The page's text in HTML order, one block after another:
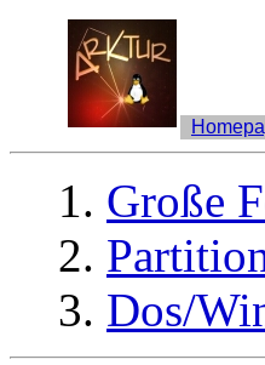
Große
Dos/